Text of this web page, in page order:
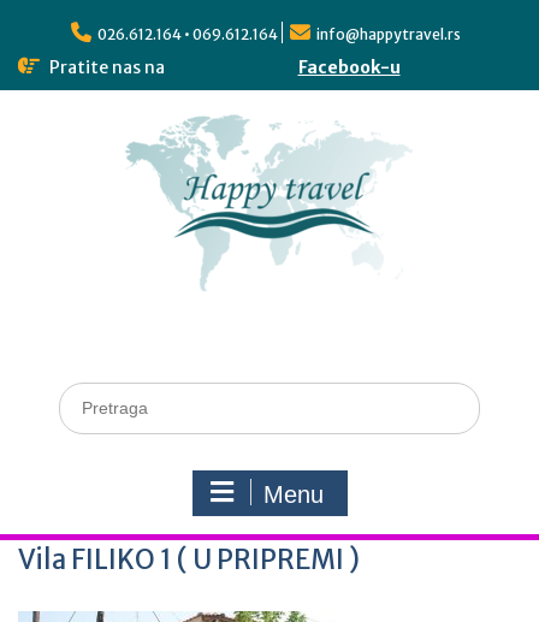
026.612.164 • 069.612.164 info@happytravel.rs
Pratite nas na Facebook-u
Menu
Vila FILIKO 1 ( U PRIPREMI )